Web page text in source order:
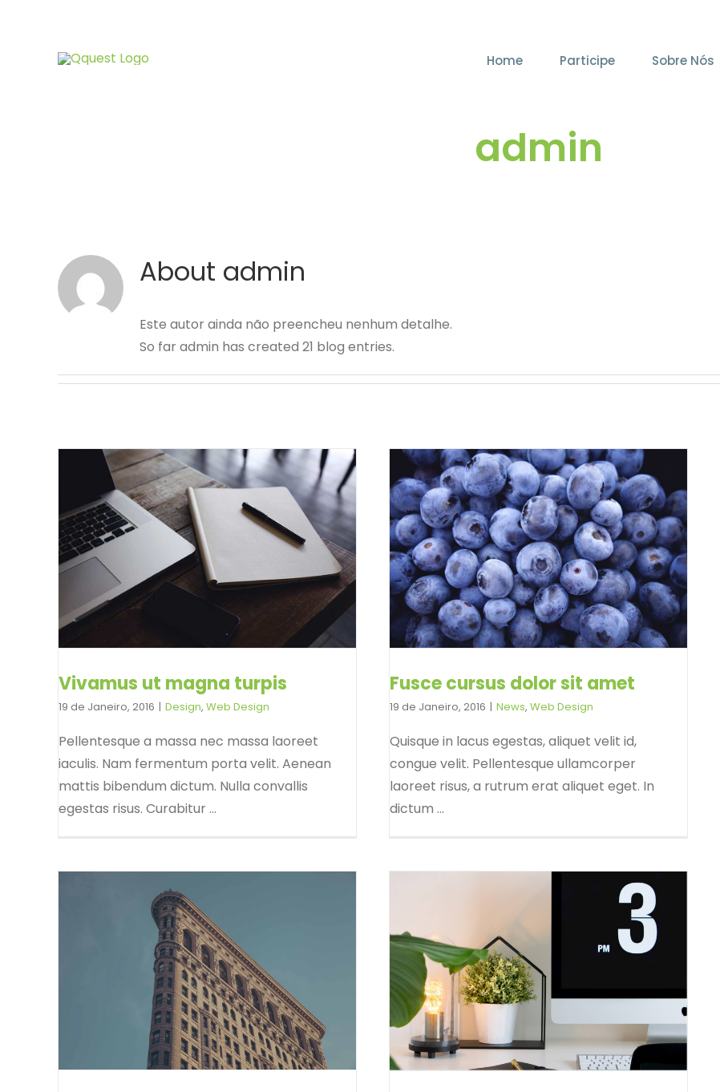
Home Participe Sobre Nós
admin
About admin
Este autor ainda não preencheu nenhum detalhe.
So far admin has created 21 blog entries.
Vivamus ut magna turpis
19 de Janeiro, 2016 | Design, Web Design
Pellentesque a massa nec massa laoreet
iaculis. Nam fermentum porta velit. Aenean
mattis bibendum dictum. Nulla convallis
egestas risus. Curabitur ...
Fusce cursus dolor sit amet
19 de Janeiro, 2016 | News, Web Design
Quisque in lacus egestas, aliquet velit id,
congue velit. Pellentesque ullamcorper
laoreet risus, a rutrum erat aliquet eget. In
dictum ...